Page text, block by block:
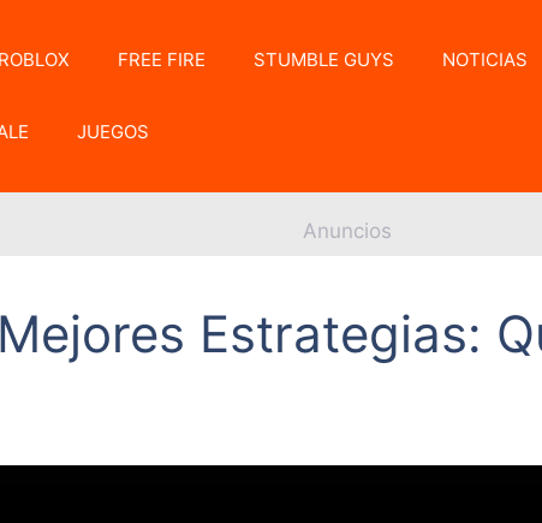
ROBLOX FREE FIRE STUMBLE GUYS NOTICIAS
JUEGOS
Anuncios
Estrategias: